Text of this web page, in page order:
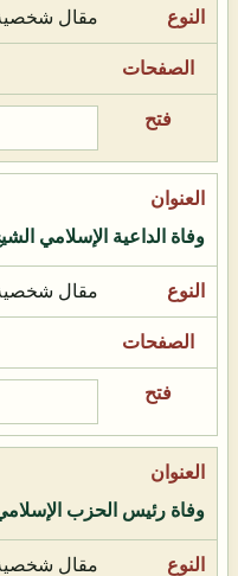
مقال
وفاة الداعية الإسلامي
مقال
وفاة رئيس الحزب
مقال